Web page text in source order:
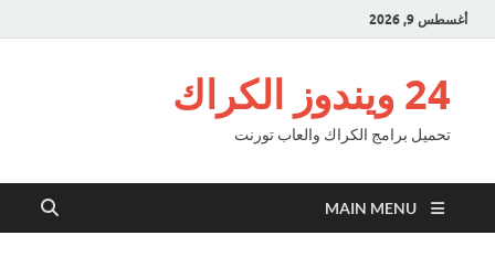
أغسطس 9, 2026
24 ويندوز الكراك
تحميل برامج الكراك والعاب تورنت
MAIN MENU